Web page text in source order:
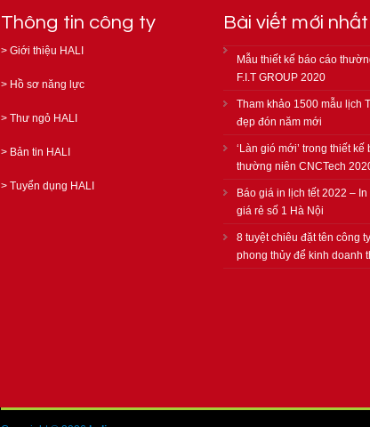
Thông tin công ty
> Giới thiệu HALI
> Hồ sơ năng lực
> Thư ngỏ HALI
> Bản tin HALI
> Tuyển dụng HALI
Bài viết mới nhất
Mẫu thiết kế báo cáo
F.I.T GROUP 2020
Tham khảo 1500 mẫu lịch
đẹp đón năm mới
‘Làn gió mới’ trong thiết kế
thường niên CNCTech
Báo giá in lịch tết 2022 – In
giá rẻ số 1 Hà Nội
8 tuyệt chiêu đặt tên công
phong thủy để kinh doanh